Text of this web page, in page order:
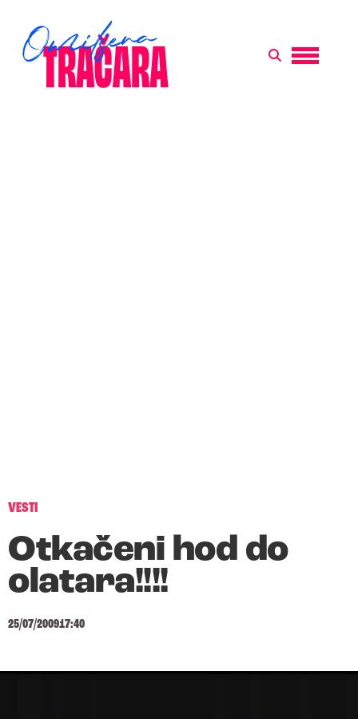
VESTI
Otkačeni hod do
olatara!!!!
25/07/200917:40